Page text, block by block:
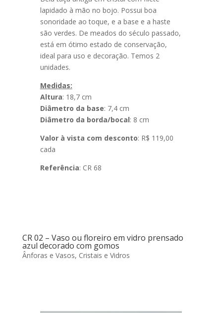
lapidado à mão no bojo. Possui boa
sonoridade ao toque, e a base e a haste
são verdes. De meados do século passado,
está em ótimo estado de conservação,
ideal para uso e decoração. Temos 2
unidades.
Medidas:
Altura: 18,7 cm
Diâmetro da base: 7,4 cm
Diâmetro da borda/bocal: 8 cm
Valor à vista com desconto: R$ 119,00
cada
Referência: CR 68
CR 02 – Vaso ou floreiro em vidro prensado
azul decorado com gomos
Ânforas e Vasos, Cristais e Vidros